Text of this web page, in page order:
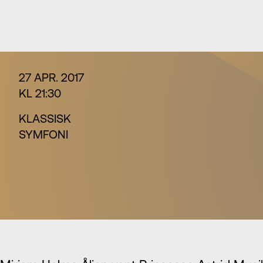
27 APR. 2017
KL 21:30
KLASSISK
SYMFONI